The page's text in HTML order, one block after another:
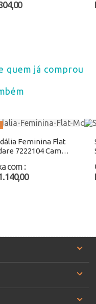
quem já comprou
Feminina Flat
7222104 Camel
com: